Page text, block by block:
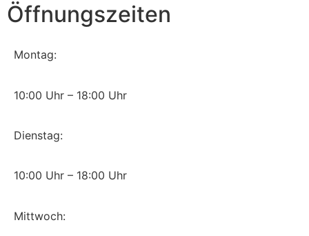
Öffnungszeiten
Montag:
10:00 Uhr – 18:00 Uhr
Dienstag:
10:00 Uhr – 18:00 Uhr
Mittwoch: